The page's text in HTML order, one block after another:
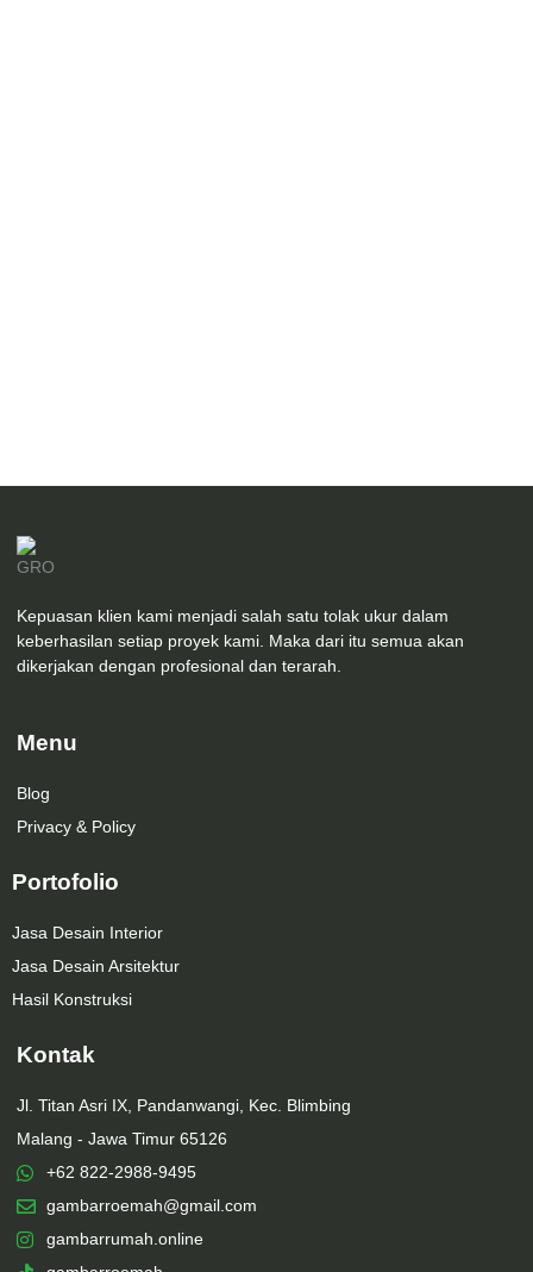
Kepuasan klien kami menjadi salah satu tolak ukur dalam
keberhasilan setiap proyek kami. Maka dari itu semua akan
dikerjakan dengan profesional dan terarah.
Menu
Blog
Privacy & Policy
Portofolio
Jasa Desain Interior
Jasa Desain Arsitektur
Hasil Konstruksi
Kontak
Jl. Titan Asri IX, Pandanwangi, Kec. Blimbing
Malang - Jawa Timur 65126
+62 822-2988-9495
gambarroemah@gmail.com
gambarrumah.online